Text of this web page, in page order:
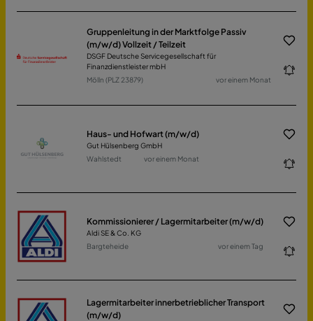
Gruppenleitung in der Marktfolge Passiv
(m/w/d) Vollzeit / Teilzeit
DSGF Deutsche Servicegesellschaft für
Finanzdienstleister mbH
Mölln (PLZ 23879)
vor einem Monat
Haus- und Hofwart (m/w/d)
Gut Hülsenberg GmbH
Wahlstedt
vor einem Monat
Kommissionierer / Lagermitarbeiter (m/w/d)
Aldi SE & Co. KG
Bargteheide
vor einem Tag
Lagermitarbeiter innerbetrieblicher Transport
(m/w/d)